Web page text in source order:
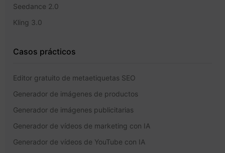
Seedance 2.0
Kling 3.0
Casos prácticos
Editor gratuito de metaetiquetas SEO
Generador de imágenes de productos
Generador de imágenes publicitarias
Generador de vídeos de marketing con IA
Generador de vídeos de YouTube con IA